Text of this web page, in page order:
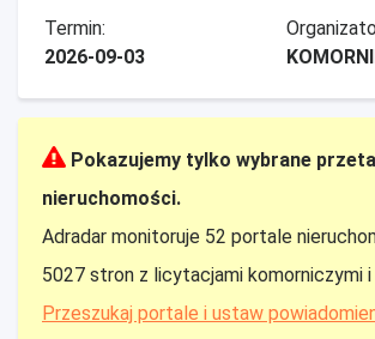
Termin:
2026-09-03
Pokazujemy tylko wybrane
nieruchomości.
Adradar monitoruje 52 portale
5027 stron z licytacjami komorniczymi
Przeszukaj portale i ustaw